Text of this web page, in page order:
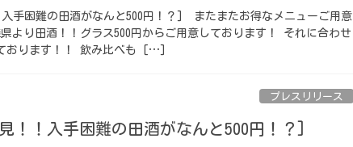
入手困難の田酒がなんと500円！？] ⁡ またまたお得なメニューご用意
より田酒！！グラス500円からご用意しております！ それに合わせ
おります！！ 飲み比べも […]
プレスリリース
！！入手困難の田酒がなんと500円！？]